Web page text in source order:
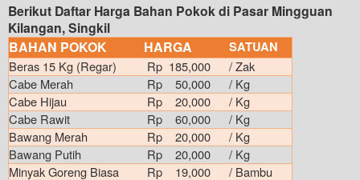
Berikut Daftar Harga Bahan Pokok di Pasar Mingguan
Kilangan, Singkil
BAHAN POKOK
HARGA
SATUAN
Beras 15 Kg (Regar)
Rp 185,000
/ Zak
Cabe Merah
Rp 50,000
/ Kg
Cabe Hijau
Rp 20,000
/ Kg
Cabe Rawit
Rp 60,000
/ Kg
Bawang Merah
Rp 20,000
/ Kg
Bawang Putih
Rp 20,000
/ Kg
Minyak Goreng Biasa
Rp 19,000
/ Bambu